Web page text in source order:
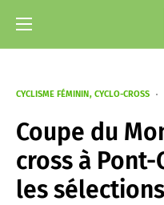
CYCLISME FÉMININ CYCLO-CROSS
Coupe du
cross à Pont-
les